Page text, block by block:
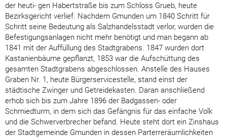
der heuti- gen Habertstraße bis zum Schloss Grueb, heute
Bezirksgericht verlief. Nachdem Gmunden um 1840 Schritt für
Schritt seine Bedeutung als Salzhandelsstadt verlor, wurden die
Befestigungsanlagen nicht mehr benötigt und man begann ab
1841 mit der Auffüllung des Stadtgrabens. 1847 wurden dort
Kastanienbäume gepflanzt, 1853 war die Aufschüttung des
gesamten Stadtgrabens abgeschlossen. Anstelle des Hauses
Graben Nr. 1, heute Bürgerservicestelle, stand einst der
städtische Zwinger und Getreidekasten. Daran anschließend
erhob sich bis zum Jahre 1896 der Badgassen- oder
Schmiedturm, in dem sich das Gefängnis für das einfache Volk
und die Schwerverbrecher befand. Heute steht dort ein Zinshaus
der Stadtgemeinde Gmunden in dessen Parterreräumlichkeiten